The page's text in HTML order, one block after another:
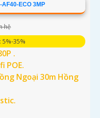
ECO 3MP
hệ
35%
.
POE.
Ngoại 30m Hồng